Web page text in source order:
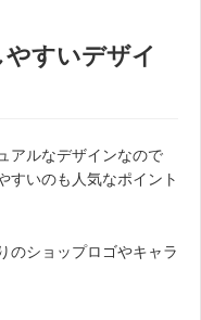
すいデザイ
アルなデザインなので
すいのも人気なポイント
のショップロゴやキャラ